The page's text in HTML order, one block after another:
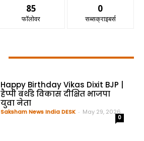
85
फॉलोवर
0
सब्सक्राइबर्स
Happy Birthday Vikas Dixit BJP |
हैप्पी बर्थडे विकास दीक्षित भाजपा
युवा नेता
Saksham News India DESK - May 29, 2026
0